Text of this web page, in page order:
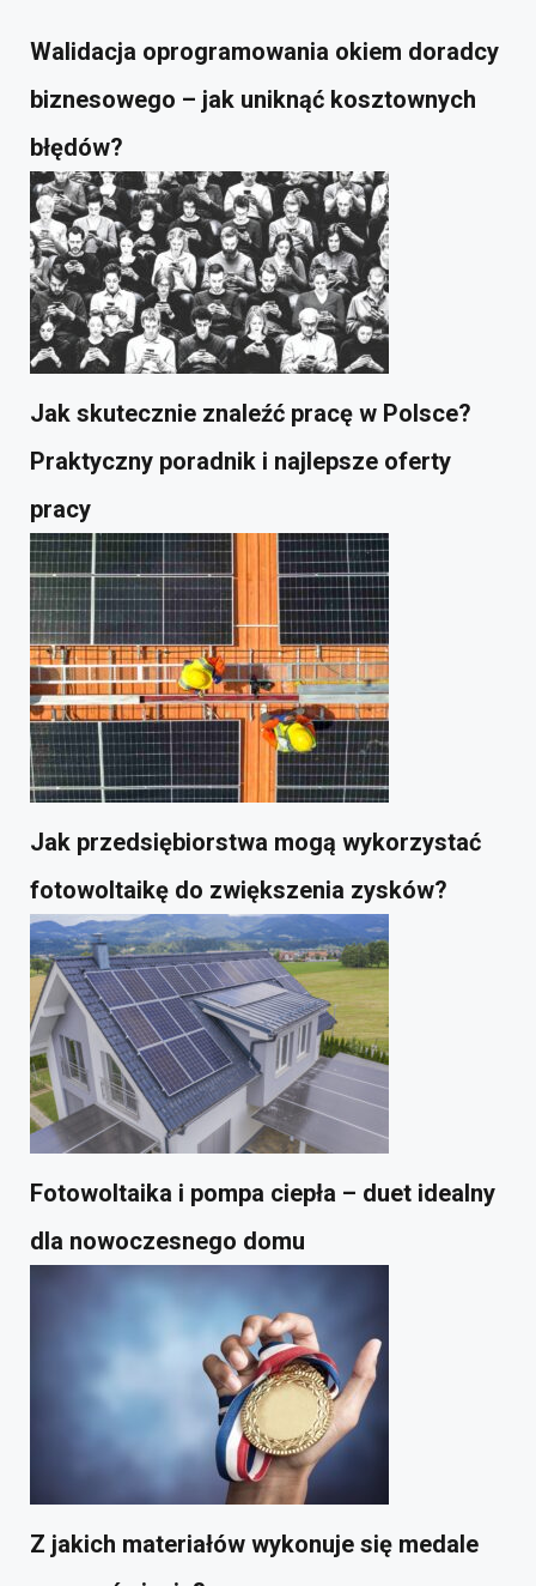
Walidacja oprogramowania okiem doradcy
biznesowego – jak uniknąć kosztownych
błędów?
Jak skutecznie znaleźć pracę w Polsce?
Praktyczny poradnik i najlepsze oferty
pracy
Jak przedsiębiorstwa mogą wykorzystać
fotowoltaikę do zwiększenia zysków?
Fotowoltaika i pompa ciepła – duet idealny
dla nowoczesnego domu
Z jakich materiałów wykonuje się medale